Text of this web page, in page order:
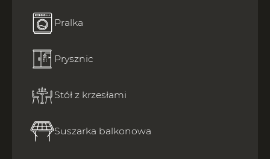
Pralka
Prysznic
Stół z krzesłami
Suszarka balkonowa